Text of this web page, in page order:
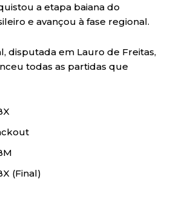
a etapa baiana do
e avançou à fase regional.
disputada em Lauro de Freitas,
todas as partidas que
(Final)